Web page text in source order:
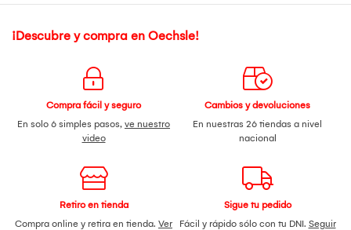
¡Descubre y compra en Oechsle!
Compra fácil y seguro
En solo 6 simples pasos, ve nuestro
video
Cambios y devoluciones
En nuestras 26 tiendas a nivel
nacional
Retiro en tienda
Compra online y retira en tienda. Ver
Sigue tu pedido
Fácil y rápido sólo con tu DNI. Seguir